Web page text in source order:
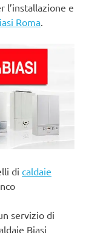
l’installazione e
Roma.
di caldaie
servizio di
Biasi